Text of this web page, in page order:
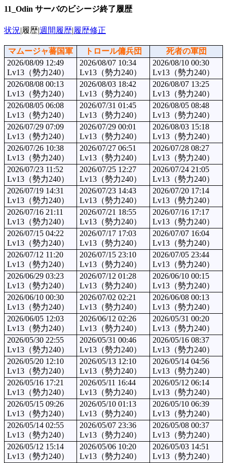
11_Odin サーバのビシージ終了履歴
状況|履歴|週間履歴|履歴修正
マムージャ蕃国軍 トロール傭兵団
死者の軍団
2026/08/09 12:49
Lv13（勢力240）
2026/08/07 10:34
Lv13（勢力240）
2026/08/10 00:30
Lv13（勢力240）
2026/08/08 00:13
Lv13（勢力240）
2026/08/03 18:42
Lv13（勢力240）
2026/08/07 13:25
Lv13（勢力240）
2026/08/05 06:08
Lv13（勢力240）
2026/07/31 01:45
Lv13（勢力240）
2026/08/05 08:48
Lv13（勢力240）
2026/07/29 07:09
Lv13（勢力240）
2026/07/29 00:01
Lv13（勢力240）
2026/08/03 15:18
Lv13（勢力240）
2026/07/26 10:38
Lv13（勢力240）
2026/07/27 06:51
Lv13（勢力240）
2026/07/28 08:27
Lv13（勢力240）
2026/07/23 11:52
Lv13（勢力240）
2026/07/25 12:27
Lv13（勢力240）
2026/07/24 21:05
Lv13（勢力240）
2026/07/19 14:31
Lv13（勢力240）
2026/07/23 14:43
Lv13（勢力240）
2026/07/20 17:14
Lv13（勢力240）
2026/07/16 21:11
Lv13（勢力240）
2026/07/21 18:55
Lv13（勢力240）
2026/07/16 17:17
Lv13（勢力240）
2026/07/15 04:22
Lv13（勢力240）
2026/07/17 17:03
Lv13（勢力240）
2026/07/07 16:04
Lv13（勢力240）
2026/07/12 11:20
Lv13（勢力240）
2026/07/15 23:10
Lv13（勢力240）
2026/07/05 23:44
Lv13（勢力240）
2026/06/29 03:23
Lv13（勢力240）
2026/07/12 01:28
Lv13（勢力240）
2026/06/10 00:15
Lv13（勢力240）
2026/06/10 00:30
Lv13（勢力240）
2026/07/02 02:21
Lv13（勢力240）
2026/06/08 00:13
Lv13（勢力240）
2026/06/05 12:03
Lv13（勢力240）
2026/06/12 02:26
Lv13（勢力240）
2026/05/31 00:20
Lv13（勢力240）
2026/05/30 22:55
Lv13（勢力240）
2026/05/31 00:46
Lv13（勢力240）
2026/05/16 08:37
Lv13（勢力240）
2026/05/20 12:10
Lv13（勢力240）
2026/05/13 12:10
Lv13（勢力240）
2026/05/14 04:56
Lv13（勢力240）
2026/05/16 17:21
Lv13（勢力240）
2026/05/11 16:44
Lv13（勢力240）
2026/05/12 06:14
Lv13（勢力240）
2026/05/15 09:26
Lv13（勢力240）
2026/05/10 01:13
Lv13（勢力240）
2026/05/10 06:39
Lv13（勢力240）
2026/05/14 02:55
Lv13（勢力240）
2026/05/07 23:36
Lv13（勢力240）
2026/05/08 00:37
Lv13（勢力240）
2026/05/12 15:14
Lv13（勢力240）
2026/05/06 10:20
Lv13（勢力240）
2026/05/03 14:51
Lv13（勢力240）